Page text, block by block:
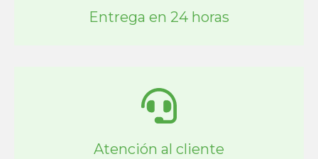
Entrega en 24 horas
Atención al cliente